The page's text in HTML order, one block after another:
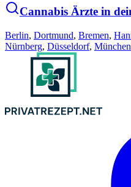
Cannabis Ärzte in
Berlin, Dortmund, Bremen,
Nürnberg, Düsseldorf, München